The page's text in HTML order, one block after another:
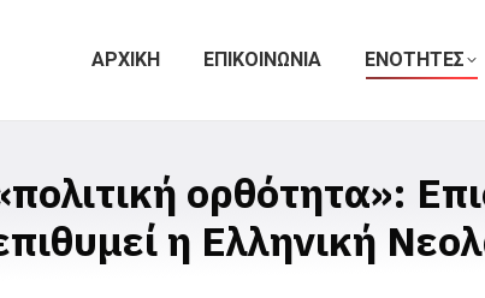
ΑΡΧΙΚΗ ΕΠΙΚΟΙΝΩΝΙΑ ΕΝΟΤΗΤΕΣ
ορθότητα»:
η Ελληνική